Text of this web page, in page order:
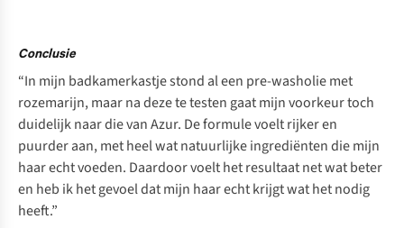
Conclusie
“In mijn badkamerkastje stond al een pre-washolie met
rozemarijn, maar na deze te testen gaat mijn voorkeur toch
duidelijk naar die van Azur. De formule voelt rijker en
puurder aan, met heel wat natuurlijke ingrediënten die mijn
haar echt voeden. Daardoor voelt het resultaat net wat beter
en heb ik het gevoel dat mijn haar echt krijgt wat het nodig
heeft.”